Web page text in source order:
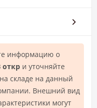
информацию о
откр и уточняйте
складе на данный
Внешний вид
могут